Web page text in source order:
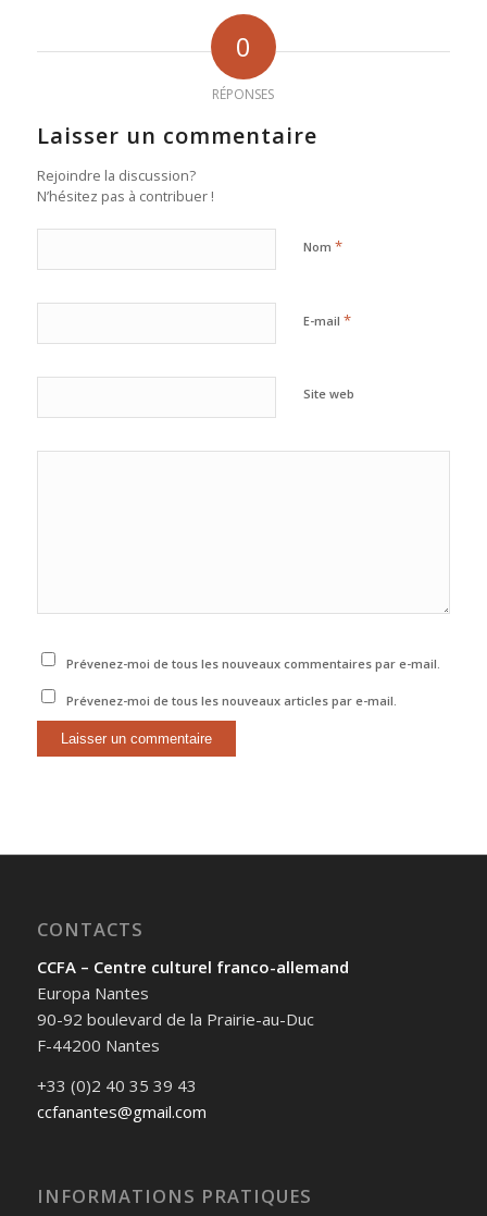
0
RÉPONSES
Laisser un commentaire
Rejoindre la discussion?
N’hésitez pas à contribuer !
Nom *
E-mail *
Site web
Prévenez-moi de tous les nouveaux commentaires par e-mail.
Prévenez-moi de tous les nouveaux articles par e-mail.
CONTACTS
CCFA – Centre culturel franco-allemand
Europa Nantes
90-92 boulevard de la Prairie-au-Duc
F-44200 Nantes
+33 (0)2 40 35 39 43
ccfanantes@gmail.com
INFORMATIONS PRATIQUES